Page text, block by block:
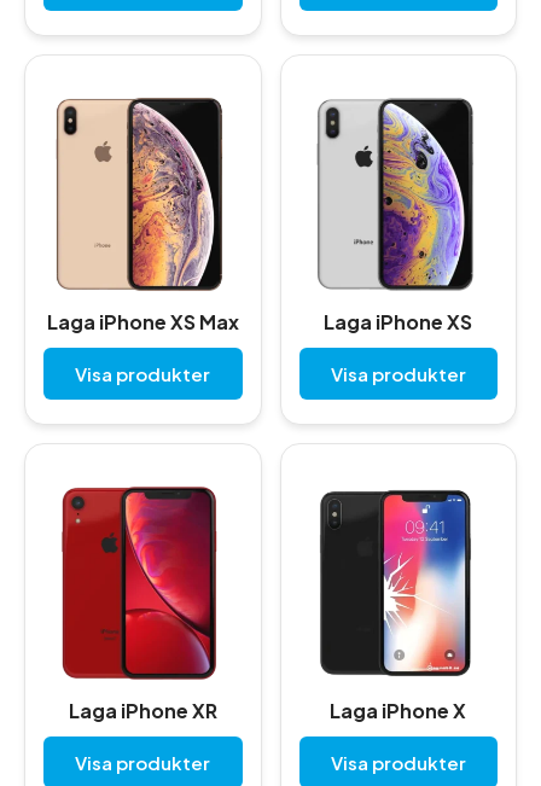
Laga iPhone XS Max
Visa produkter
Laga iPhone XS
Visa produkter
Laga iPhone XR
Visa produkter
Laga iPhone X
Visa produkter